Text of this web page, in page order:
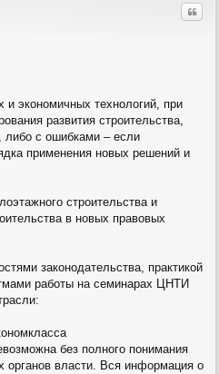
Цитата
экономичных технологий, при
развития строительства,
либо с ошибками – если
применения новых решений и
строительства и
в новых правовых
законодательства, практикой
работы на семинарах ЦНТИ
без полного понимания
органов власти. Вся информация о